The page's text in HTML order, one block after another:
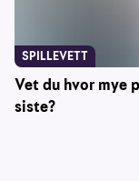
Vet du hvor mye
siste?
SPILLEVETT